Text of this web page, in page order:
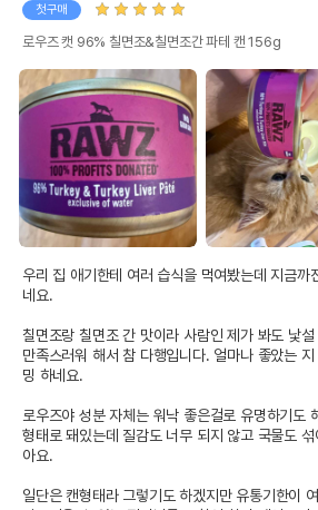
법에 의한 인증,허가 등을
받았음을 확인할수 있는
상세페이지 참조
제조국 또는 원산지 태국
제조자,수입품의 경우
수입자를 함께 표기
Rawz Natural
AS책임자와 전화번호
또는 소비자상담 관련
전화번호
어바웃펫//1644-
유통기한이 최소
유통기한을 따릅니
첫구매
로우즈 캣 96% 칠면조&칠면조간 파테 캔 156g
우리 집 애기한테 여러 습식을 먹여봤는데 지금까
네요.
칠면조랑 칠면조 간 맛이라 사람인 제가 봐도 낯
만족스러워 해서 참 다행입니다. 얼마나 좋았는
밍 하네요.
로우즈야 성분 자체는 워낙 좋은걸로 유명하기도
형태로 돼있는데 질감도 너무 되지 않고 국물도
아요.
일단은 캔형태라 그렇기도 하겠지만 유통기한이